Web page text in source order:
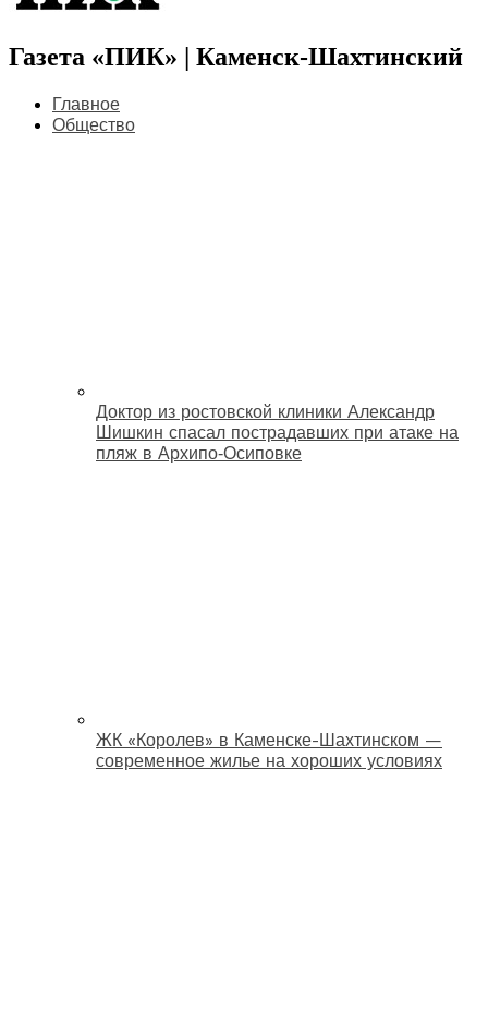
Газета «ПИК» | Каменск-Шахтинский
Главное
Общество
Доктор из ростовской клиники Александр
Шишкин спасал пострадавших при атаке на
пляж в Архипо‑Осиповке
ЖК «Королев» в Каменске-Шахтинском —
современное жилье на хороших условиях